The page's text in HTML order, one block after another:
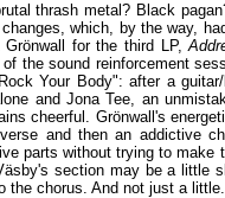
thrash metal? Black
which, by the way,
Grönwall for the third LP,
the sound reinforcement
Your Body": after a guitar/
and Jona Tee, an
cheerful. Grönwall's
and then an addictive
parts without trying to make
section may be a little
the chorus. And not just a little.